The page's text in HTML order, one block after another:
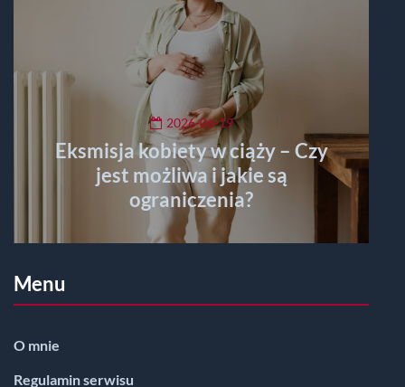
2026-06-19
Eksmisja kobiety w ciąży – Czy
jest możliwa i jakie są
ograniczenia?
Menu
O mnie
Regulamin serwisu